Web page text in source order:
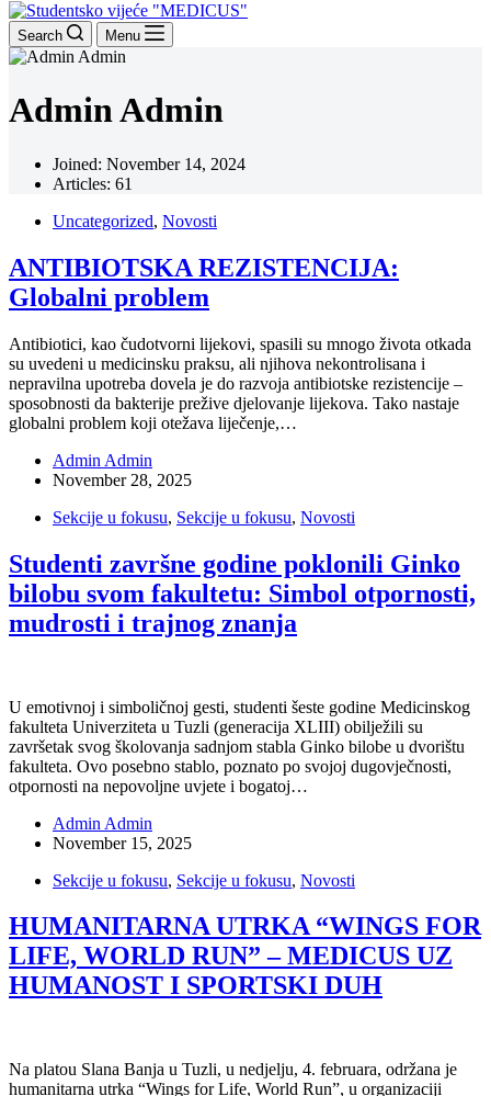
Search Menu
Admin Admin
Joined: November 14, 2024
Articles: 61
Uncategorized, Novosti
ANTIBIOTSKA REZISTENCIJA:
Globalni problem
Antibiotici, kao čudotvorni lijekovi, spasili su mnogo života otkada
su uvedeni u medicinsku praksu, ali njihova nekontrolisana i
nepravilna upotreba dovela je do razvoja antibiotske rezistencije –
sposobnosti da bakterije prežive djelovanje lijekova. Tako nastaje
globalni problem koji otežava liječenje,…
Admin Admin
November 28, 2025
Sekcije u fokusu, Sekcije u fokusu, Novosti
Studenti završne godine poklonili Ginko
bilobu svom fakultetu: Simbol otpornosti,
mudrosti i trajnog znanja
U emotivnoj i simboličnoj gesti, studenti šeste godine Medicinskog
fakulteta Univerziteta u Tuzli (generacija XLIII) obilježili su
završetak svog školovanja sadnjom stabla Ginko bilobe u dvorištu
fakulteta. Ovo posebno stablo, poznato po svojoj dugovječnosti,
otpornosti na nepovoljne uvjete i bogatoj…
Admin Admin
November 15, 2025
Sekcije u fokusu, Sekcije u fokusu, Novosti
HUMANITARNA UTRKA “WINGS FOR
LIFE, WORLD RUN” – MEDICUS UZ
HUMANOST I SPORTSKI DUH
Na platou Slana Banja u Tuzli, u nedjelju, 4. februara, održana je
humanitarna utrka “Wings for Life, World Run”, u organizaciji